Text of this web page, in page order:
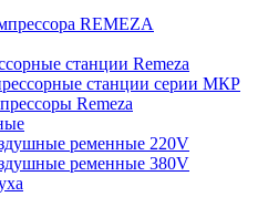
REMEZA
станции Remeza
станции серии МКР
Remeza
ременные 220V
ременные 380V